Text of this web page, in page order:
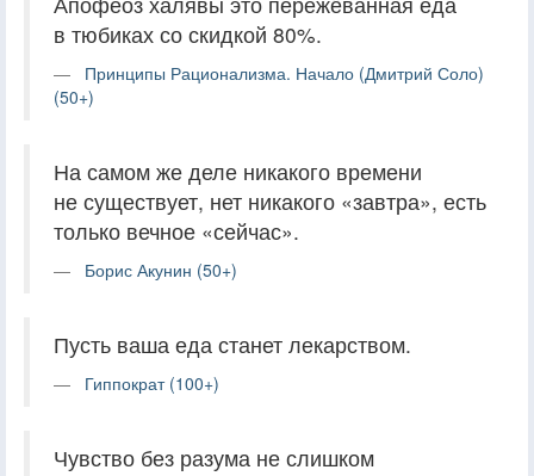
в тюбиках со скидкой 80%.
Принципы Рационализма. Начало (Дмитрий Соло)
(50+)
На самом же деле никакого времени
не существует, нет никакого «завтра», есть
только вечное «сейчас».
Борис Акунин (50+)
Пусть ваша еда станет лекарством.
Гиппократ (100+)
Чувство без разума не слишком